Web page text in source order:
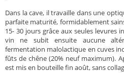
Dans la cave, il travaille dans une
parfaite maturité, formidablement
15- 30 jours grâce aux seules levures
vin ne subit ensuite aucune
fermentation malolactique en cuves
fûts de chêne (20% neuf maximum).
est mis en bouteille fin août, sans